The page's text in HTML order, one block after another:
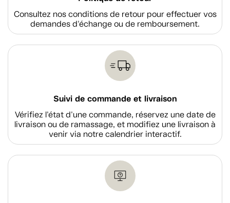
Consultez nos conditions de retour pour effectuer vos
demandes d'échange ou de remboursement.
Suivi de commande et livraison
Vérifiez l'état d'une commande, réservez une date de
livraison ou de ramassage, et modifiez une livraison à
venir via notre calendrier interactif.